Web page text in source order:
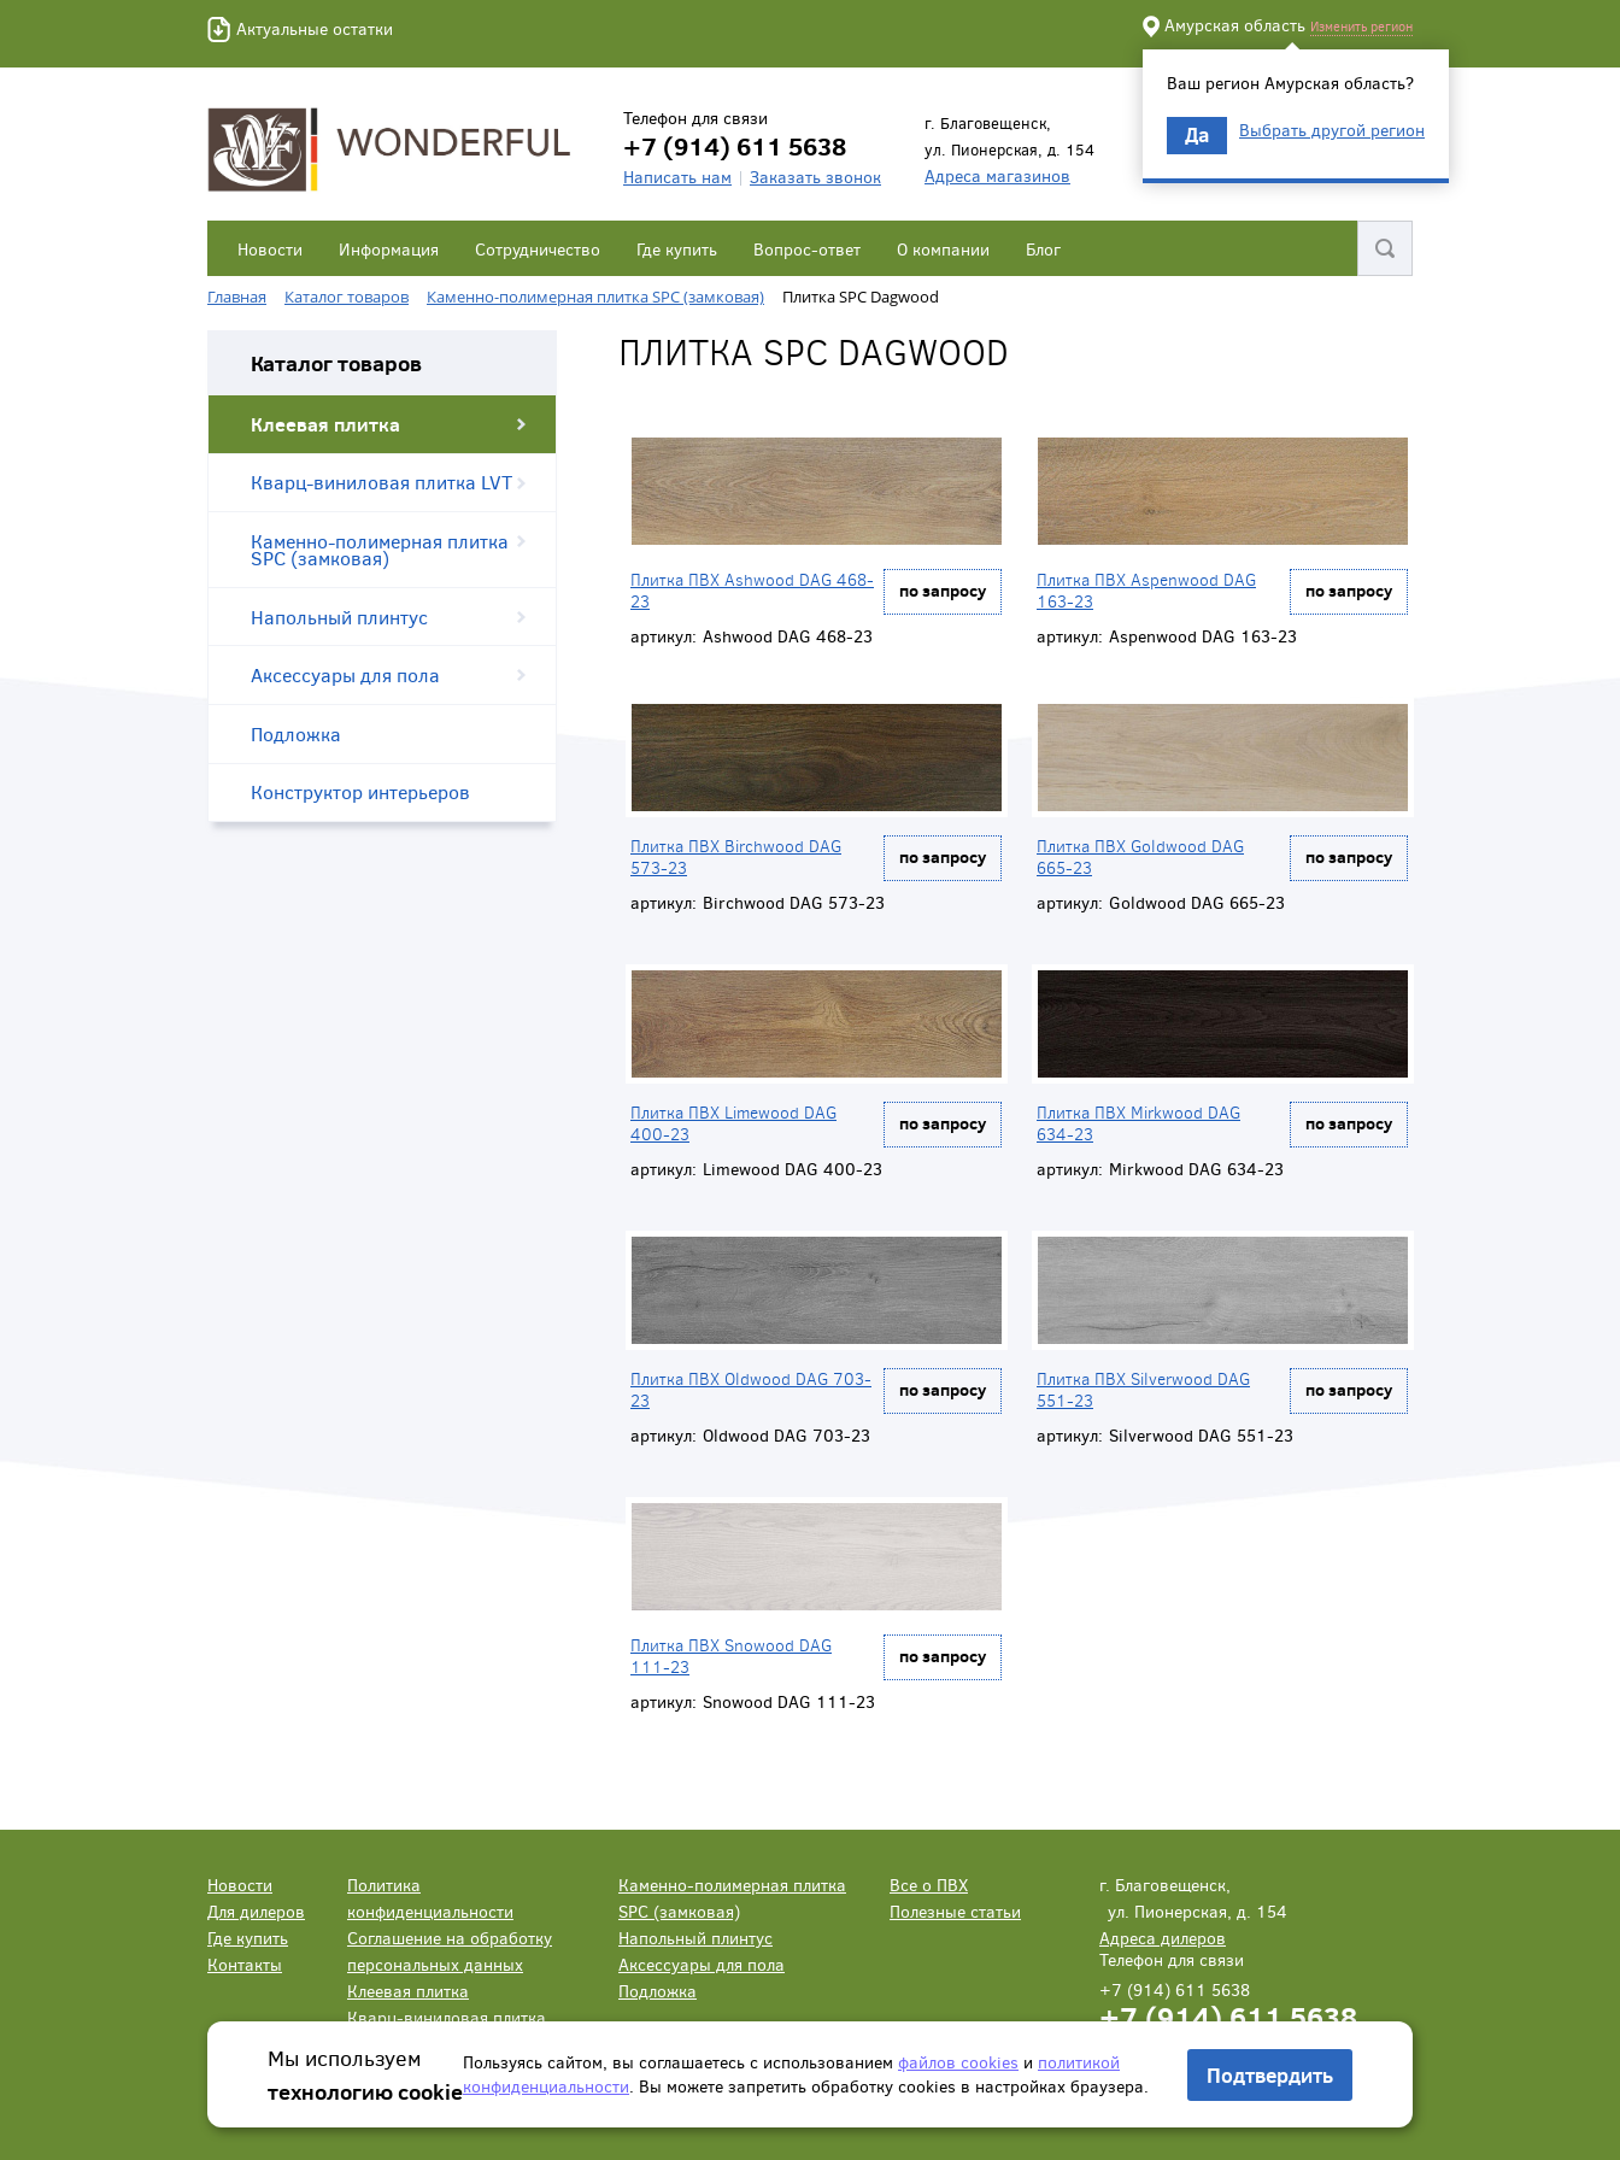
Актуальные остатки Амурская область Изменить регион
Ваш регион Амурская область?
Да Выбрать другой регион
Телефон для связи
+7 (914) 611 5638
Написать нам Заказать звонок
г. Благовещенск,
ул. Пионерская, д. 154
Адреса магазинов
Новости Информация Сотрудничество Где купить Вопрос-ответ О компании Блог
Главная Каталог товаров Каменно-полимерная плитка SPC (замковая) Плитка SPC Dagwood
Каталог товаров
Клеевая плитка
Кварц-виниловая плитка LVT
Каменно-полимерная плитка
SPC (замковая)
Напольный плинтус
Аксессуары для пола
Подложка
Конструктор интерьеров
ПЛИТКА SPC DAGWOOD
Плитка ПВХ Ashwood DAG 468-
23
по запросу
артикул: Ashwood DAG 468-23
Плитка ПВХ Aspenwood DAG
163-23
по запросу
артикул: Aspenwood DAG 163-23
Плитка ПВХ Birchwood DAG
573-23
по запросу
артикул: Birchwood DAG 573-23
Плитка ПВХ Goldwood DAG
665-23
по запросу
артикул: Goldwood DAG 665-23
Плитка ПВХ Limewood DAG
400-23
по запросу
артикул: Limewood DAG 400-23
Плитка ПВХ Mirkwood DAG
634-23
по запросу
артикул: Mirkwood DAG 634-23
Плитка ПВХ Oldwood DAG 703-
23
по запросу
артикул: Oldwood DAG 703-23
Плитка ПВХ Silverwood DAG
551-23
по запросу
артикул: Silverwood DAG 551-23
Плитка ПВХ Snowood DAG
111-23
по запросу
артикул: Snowood DAG 111-23
Новости
Для дилеров
Где купить
Контакты
Политика
конфиденциальности
Соглашение на обработку
персональных данных
Клеевая плитка
Кварц-виниловая плитка
Каменно-полимерная плитка
SPC (замковая)
Напольный плинтус
Аксессуары для пола
Подложка
Все о ПВХ
Полезные статьи
г. Благовещенск,
ул. Пионерская, д. 154
Адреса дилеров
Телефон для связи
+7 (914) 611 5638
+7 (914) 611 5638
Написать нам Заказать звонок
Мы используем
технологию cookie
Пользуясь сайтом, вы соглашаетесь с использованием файлов cookies и политикой
конфиденциальности. Вы можете запретить обработку сookies в настройках браузера. Подтвердить